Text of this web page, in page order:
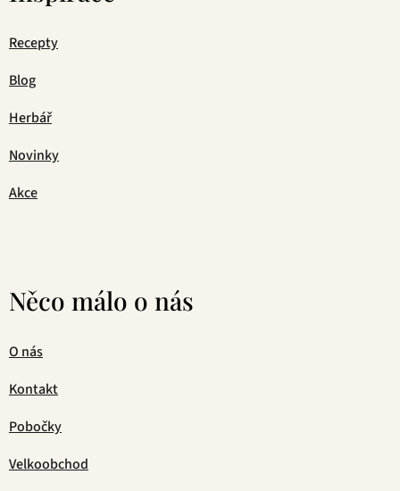
Recepty
Blog
Herbář
Novinky
Akce
Něco málo o nás
O nás
Kontakt
Pobočky
Velkoobchod